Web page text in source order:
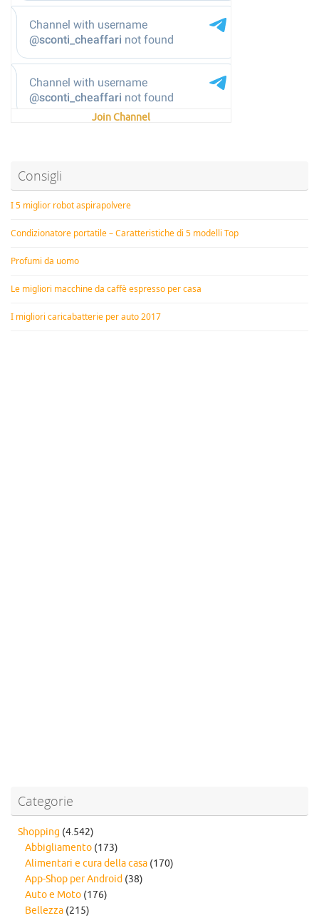
Join Channel
Consigli
I 5 miglior robot aspirapolvere
Condizionatore portatile – Caratteristiche di 5 modelli Top
Profumi da uomo
Le migliori macchine da caffè espresso per casa
I migliori caricabatterie per auto 2017
Categorie
Shopping (4.542)
Abbigliamento (173)
Alimentari e cura della casa (170)
App-Shop per Android (38)
Auto e Moto (176)
Bellezza (215)